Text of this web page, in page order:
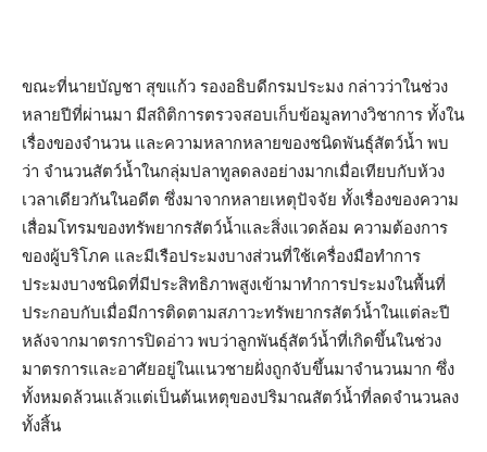
ขณะที่นายบัญชา สุขแก้ว รองอธิบดีกรมประมง กล่าวว่าในช่วง
หลายปีที่ผ่านมา มีสถิติการตรวจสอบเก็บข้อมูลทางวิชาการ ทั้งใน
เรื่องของจำนวน และความหลากหลายของชนิดพันธุ์สัตว์น้ำ พบ
ว่า จำนวนสัตว์น้ำในกลุ่มปลาทูลดลงอย่างมากเมื่อเทียบกับห้วง
เวลาเดียวกันในอดีต ซึ่งมาจากหลายเหตุปัจจัย ทั้งเรื่องของความ
เสื่อมโทรมของทรัพยากรสัตว์น้ำและสิ่งแวดล้อม ความต้องการ
ของผู้บริโภค และมีเรือประมงบางส่วนที่ใช้เครื่องมือทำการ
ประมงบางชนิดที่มีประสิทธิภาพสูงเข้ามาทำการประมงในพื้นที่
ประกอบกับเมื่อมีการติดตามสภาวะทรัพยากรสัตว์น้ำในแต่ละปี
หลังจากมาตรการปิดอ่าว พบว่าลูกพันธุ์สัตว์น้ำที่เกิดขึ้นในช่วง
มาตรการและอาศัยอยู่ในแนวชายฝั่งถูกจับขึ้นมาจำนวนมาก ซึ่ง
ทั้งหมดล้วนแล้วแต่เป็นต้นเหตุของปริมาณสัตว์น้ำที่ลดจำนวนลง
ทั้งสิ้น